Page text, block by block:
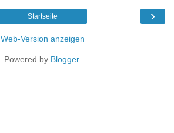
›
Startseite
Web-Version anzeigen
Powered by Blogger.